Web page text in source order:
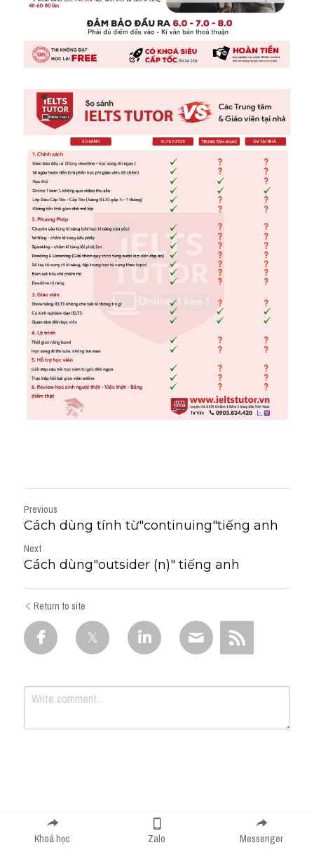
Previous
Cách dùng tính từ"continuing"tiếng anh
Next
Cách dùng"outsider (n)" tiếng anh
Return to site
Submit
Khoá học Zalo Messenger